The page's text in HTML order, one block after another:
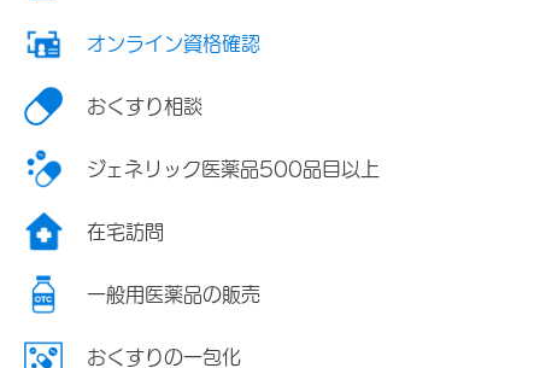
オンライン資格確認
おくすり相談
ジェネリック医薬品500品目以上
在宅訪問
一般用医薬品の販売
おくすりの一包化